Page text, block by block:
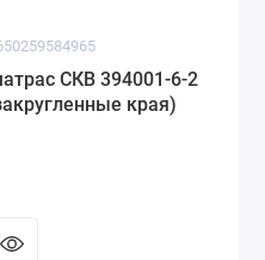
СКВ 394001-6-2
края)